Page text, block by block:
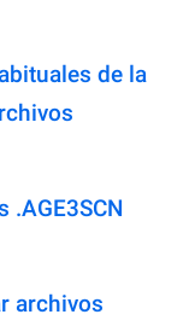
de la
.AGE3SCN
archivos